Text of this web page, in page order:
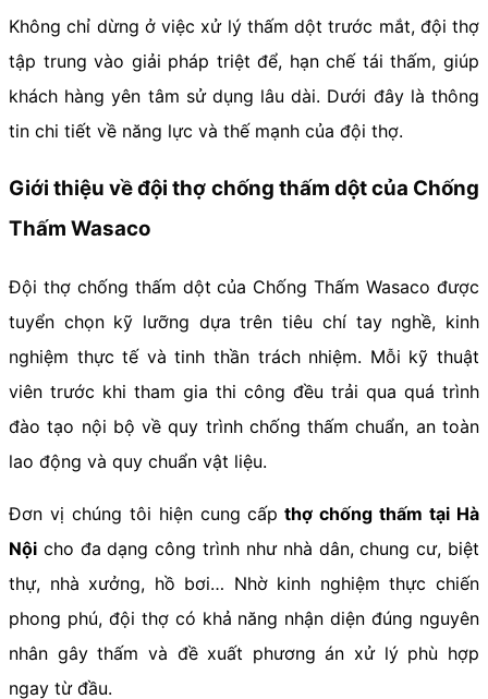
Không chỉ dừng ở việc xử lý thấm dột trước mắt, đội thợ
tập trung vào giải pháp triệt để, hạn chế tái thấm, giúp
khách hàng yên tâm sử dụng lâu dài. Dưới đây là thông
tin chi tiết về năng lực và thế mạnh của đội thợ.
Giới thiệu về đội thợ chống thấm dột của Chống
Thấm Wasaco
Đội thợ chống thấm dột của Chống Thấm Wasaco được
tuyển chọn kỹ lưỡng dựa trên tiêu chí tay nghề, kinh
nghiệm thực tế và tinh thần trách nhiệm. Mỗi kỹ thuật
viên trước khi tham gia thi công đều trải qua quá trình
đào tạo nội bộ về quy trình chống thấm chuẩn, an toàn
lao động và quy chuẩn vật liệu.
Đơn vị chúng tôi hiện cung cấp thợ chống thấm tại Hà
Nội cho đa dạng công trình như nhà dân, chung cư, biệt
thự, nhà xưởng, hồ bơi… Nhờ kinh nghiệm thực chiến
phong phú, đội thợ có khả năng nhận diện đúng nguyên
nhân gây thấm và đề xuất phương án xử lý phù hợp
ngay từ đầu.